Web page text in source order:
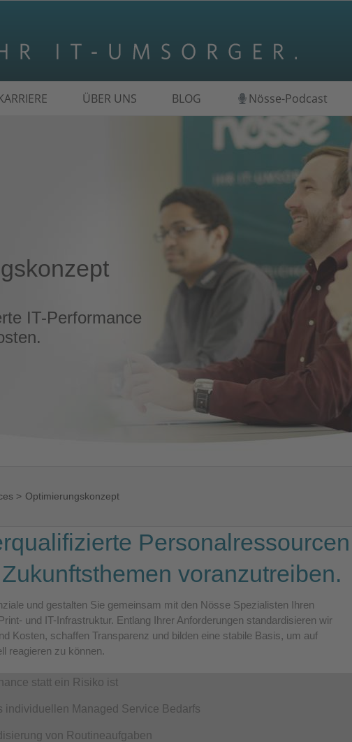
ÜBER UNS BLOG Nösse-Podcast
IT-Performance
Optimierungskonzept
Personalressourcen
voranzutreiben.
und gestalten Sie gemeinsam mit den Nösse Spezialisten Ihren
und IT-Infrastruktur. Entlang Ihrer Anforderungen standardisieren wir
Kosten, schaffen Transparenz und bilden eine stabile Basis, um auf
reagieren zu können.
statt ein Risiko ist
individuellen Managed Service Bedarfs
von Routineaufgaben